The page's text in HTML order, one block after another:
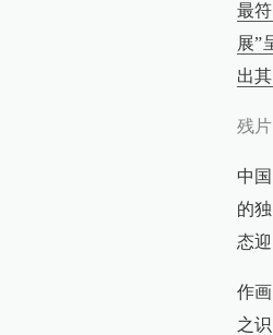
最
展”
出
残
中
的
态
作
之